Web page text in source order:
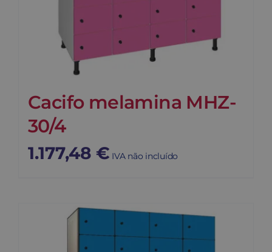
Cacifo melamina MHZ-
30/4
1.177,48 € IVA não incluído